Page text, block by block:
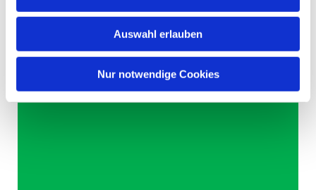
Auswahl erlauben
Nur notwendige Cookies